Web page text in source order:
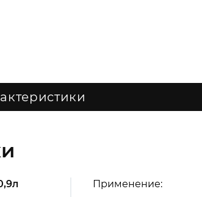
Применение: